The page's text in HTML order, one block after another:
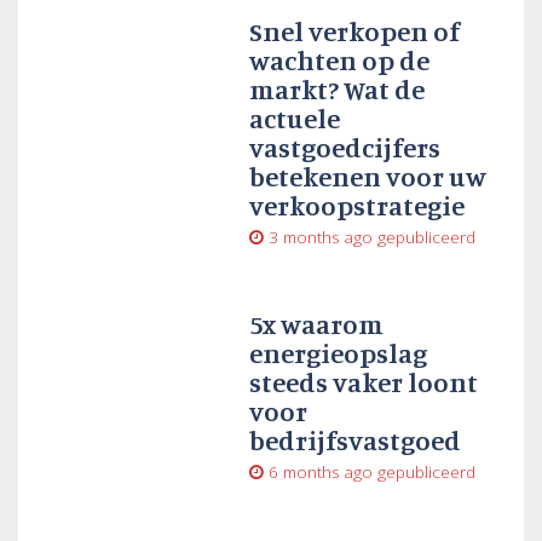
Snel verkopen of
wachten op de
markt? Wat de
actuele
vastgoedcijfers
betekenen voor uw
verkoopstrategie
3 months ago gepubliceerd
5x waarom
energieopslag
steeds vaker loont
voor
bedrijfsvastgoed
6 months ago gepubliceerd